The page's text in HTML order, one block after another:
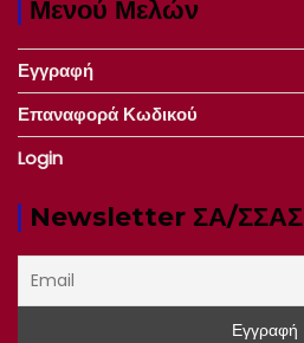
Μενού Μελών
Εγγραφή
Επαναφορά Κωδικού
Login
Newsletter ΣΑ/ΣΣΑΣ